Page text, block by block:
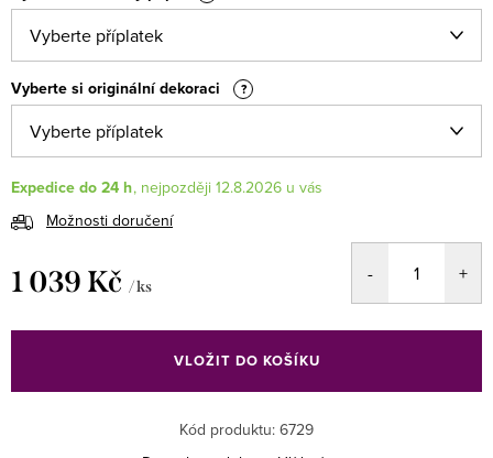
Vyberte si originální dekoraci ?
Expedice do 24 h
12.8.2026
Možnosti doručení
1 039 Kč / ks
cena:
VLOŽIT DO KOŠÍKU
Kód produktu: 6729